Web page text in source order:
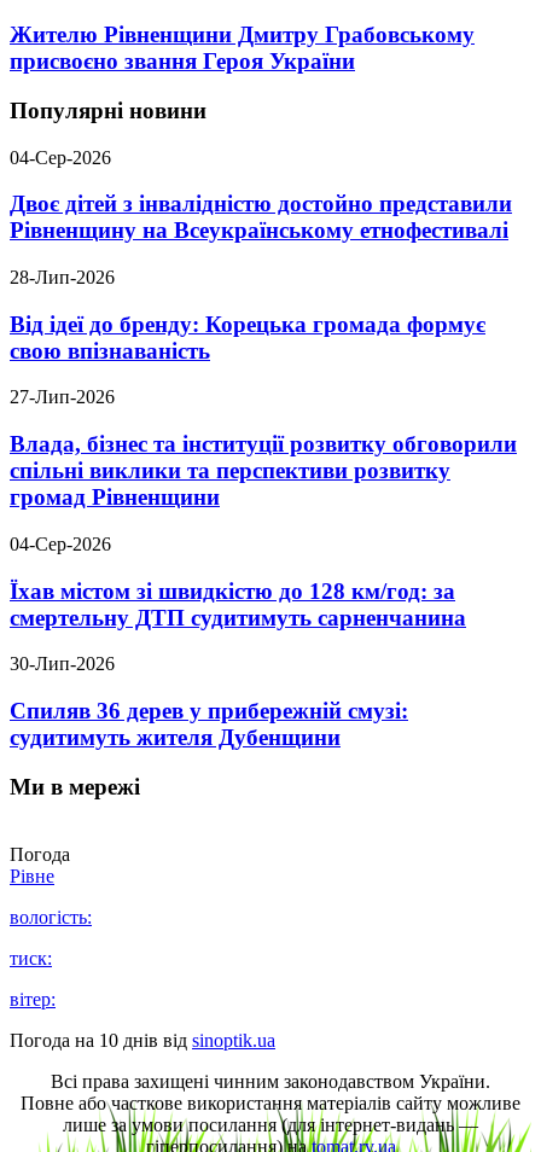
Жителю Рівненщини Дмитру Грабовському
присвоєно звання Героя України
Популярні новини
04-Сер-2026
Двоє дітей з інвалідністю достойно представили
Рівненщину на Всеукраїнському етнофестивалі
28-Лип-2026
Від ідеї до бренду: Корецька громада формує
свою впізнаваність
27-Лип-2026
Влада, бізнес та інституції розвитку обговорили
спільні виклики та перспективи розвитку
громад Рівненщини
04-Сер-2026
Їхав містом зі швидкістю до 128 км/год: за
смертельну ДТП судитимуть сарненчанина
30-Лип-2026
Спиляв 36 дерев у прибережній смузі:
судитимуть жителя Дубенщини
Ми в мережі
Погода
Рівне
вологість:
тиск:
вітер:
Погода на 10 днів від sinoptik.ua
Всі права захищені чинним законодавством України.
Повне або часткове використання матеріалів сайту можливе
лише за умови посилання (для інтернет-видань —
гіперпосилання) наtomat.rv.ua